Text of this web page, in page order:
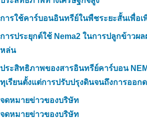
การใช้คาร์บอนอินทรีย์ในพืชระยะสั้นเพื่อเ
การประยุกต์ใช้ Nema2 ในการปลูกข้าวผ
หล่น
ประสิทธิภาพของสารอินทรีย์คาร์บอน
ทุเรียนตั้งแต่การปรับปรุงดินจนถึงการออก
จดหมายข่าวของบริษัท
จดหมายข่าวของบริษัท